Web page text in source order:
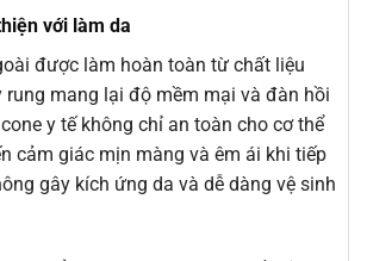
với làm da
được làm hoàn toàn từ chất liệu
rung mang lại độ mềm mại và đàn hồi
y tế không chỉ an toàn cho cơ thể
cảm giác mịn màng và êm ái khi tiếp
gây kích ứng da và dễ dàng vệ sinh